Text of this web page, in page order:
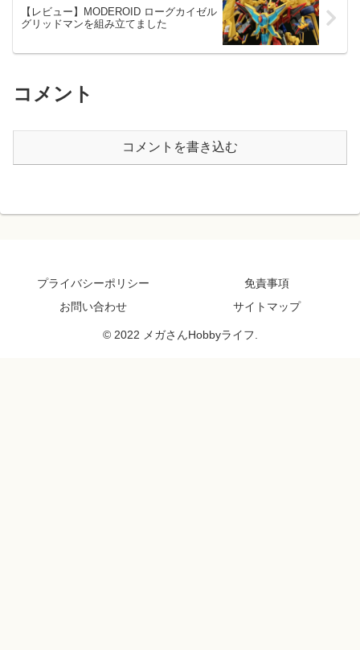
【レビュー】MODEROID ローグカイゼル
グリッドマンを組み立てました
コメント
コメントを書き込む
プライバシーポリシー
免責事項
お問い合わせ
サイトマップ
© 2022 メガさんHobbyライフ.